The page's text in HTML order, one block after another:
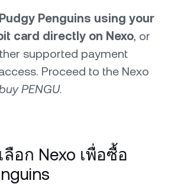
Penguins using your
card directly on Nexo, or
supported payment
Proceed to the Nexo
PENGU.
อก Nexo เพื่อซื้อ